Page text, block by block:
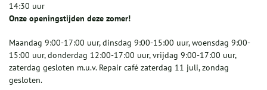
14:30 uur
Onze openingstijden deze zomer!
Maandag 9:00-17:00 uur, dinsdag 9:00-15:00 uur, woensdag 9:00-
15:00 uur, donderdag 12:00-17:00 uur, vrijdag 9:00-17:00 uur,
zaterdag gesloten m.u.v. Repair café zaterdag 11 juli, zondag
gesloten.